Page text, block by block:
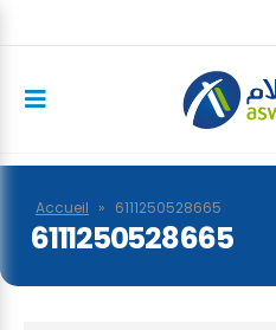
Accueil » 6111250528665
6111250528665